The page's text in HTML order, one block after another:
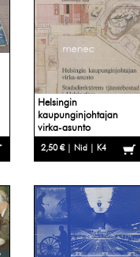
Helsingin
kaupunginjohtajan
virka-asunto
2,50 € | Nid | K4